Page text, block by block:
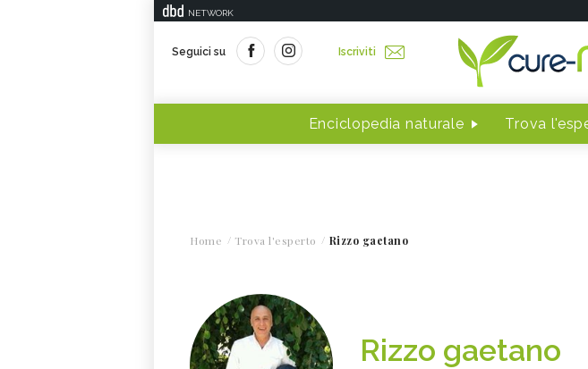
NETWORK
Seguici su Iscriviti
Enciclopedia naturale Trova
Home Trova l'esperto Rizzo gaetano
Rizzo gaetano